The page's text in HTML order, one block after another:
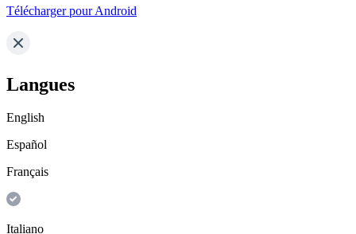
Télécharger pour Android
Langues
English
Español
Français
Italiano